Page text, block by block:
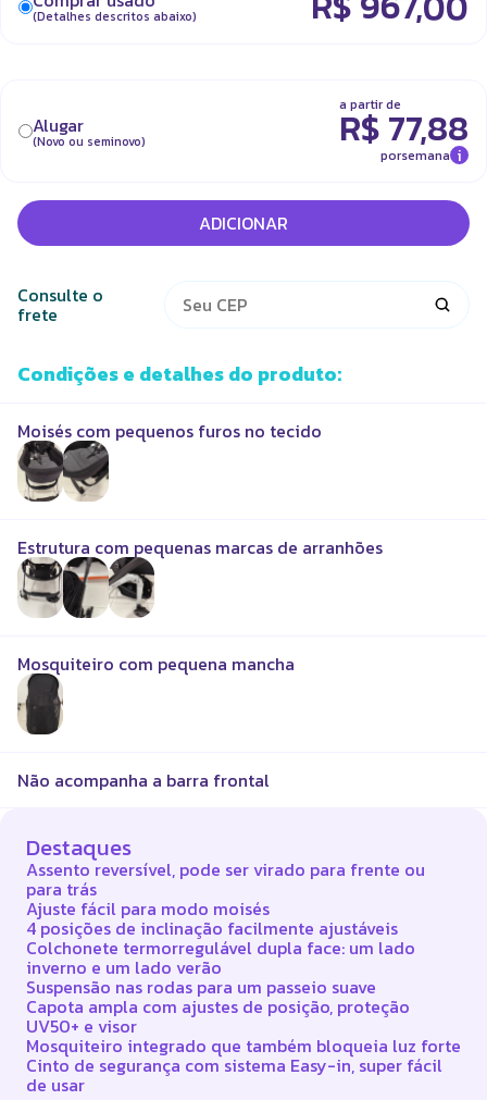
(Detalhes descritos abaixo)
Alugar
(Novo ou seminovo)
a partir de
R$77,88
porsemana i
ADICIONAR
Consulte o
frete
Condições e detalhes do produto:
Moisés com pequenos furos no tecido
Estrutura com pequenas marcas de arranhões
Mosquiteiro com pequena mancha
Não acompanha a barra frontal
Destaques
Assento reversível, pode ser virado para frente ou
para trás
Ajuste fácil para modo moisés
4 posições de inclinação facilmente ajustáveis
Colchonete termorregulável dupla face: um lado
inverno e um lado verão
Suspensão nas rodas para um passeio suave
Capota ampla com ajustes de posição, proteção
UV50+ e visor
Mosquiteiro integrado que também bloqueia luz forte
Cinto de segurança com sistema Easy-in, super fácil
de usar